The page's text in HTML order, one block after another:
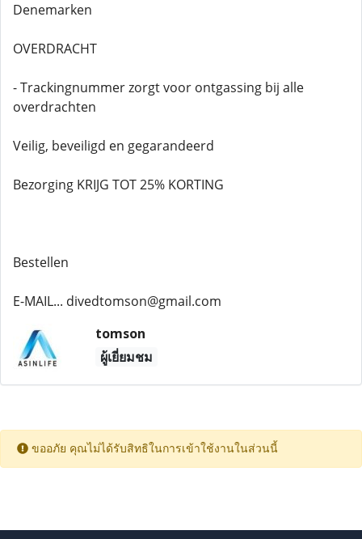
Denemarken
OVERDRACHT
- Trackingnummer zorgt voor ontgassing bij alle
overdrachten
Veilig, beveiligd en gegarandeerd
Bezorging KRIJG TOT 25% KORTING
Bestellen
E-MAIL... divedtomson@gmail.com
tomson
ผู้เยี่ยมชม
ขออภัย คุณไม่ได้รับสิทธิในการเข้าใช้งานในส่วนนี้